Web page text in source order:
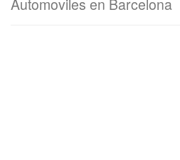
Automoviles en Barcelona